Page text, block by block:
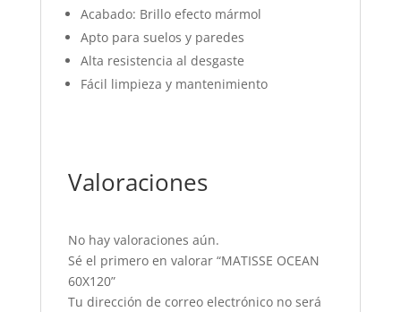
Acabado: Brillo efecto mármol
Apto para suelos y paredes
Alta resistencia al desgaste
Fácil limpieza y mantenimiento
Valoraciones
No hay valoraciones aún.
Sé el primero en valorar “MATISSE OCEAN
60X120”
Tu dirección de correo electrónico no será